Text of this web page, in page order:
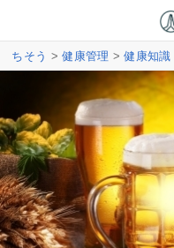
ちそう >健康管理 >健康知識